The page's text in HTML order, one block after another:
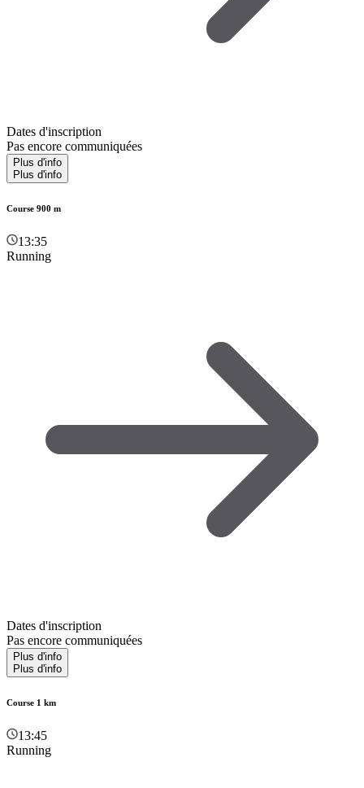
Dates d'inscription
Pas encore communiquées
Plus d'info
Plus d'info
Course 900 m
13:35
Running
Dates d'inscription
Pas encore communiquées
Plus d'info
Plus d'info
Course 1 km
13:45
Running